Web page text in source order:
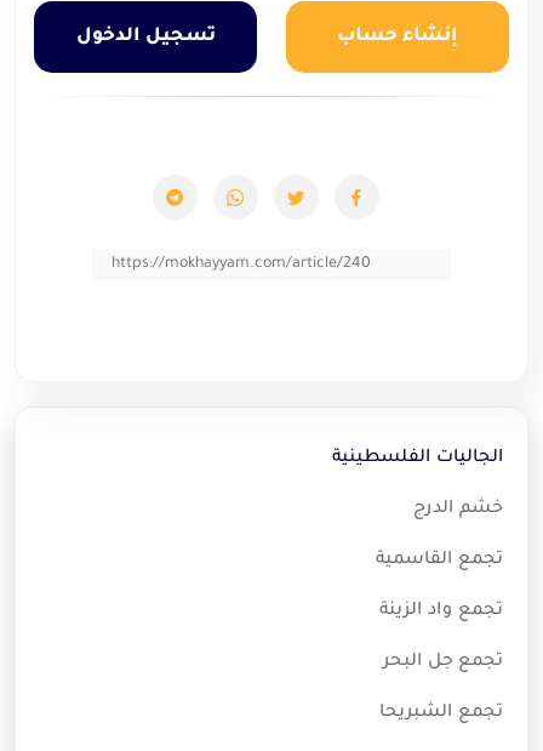
الجاليات الفلسطينية
خشم الدرج
تجمع القاسمية
تجمع واد الزينة
تجمع جل البحر
تجمع الشبريحا
إنشاء حساب تسجيل الدخول
https://mokhayyam.com/article/240